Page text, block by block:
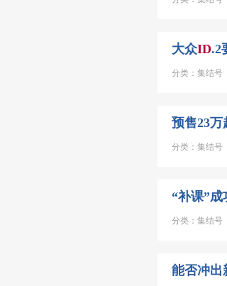
大众ID.2
分类：集结
预售23万
分类：集结
“补课”
分类：集结
能否冲出